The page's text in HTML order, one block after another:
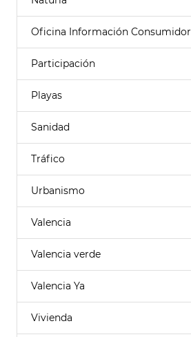
Oficina Información Consumidor
Participación
Playas
Sanidad
Tráfico
Urbanismo
Valencia
Valencia verde
Valencia Ya
Vivienda